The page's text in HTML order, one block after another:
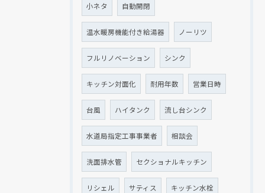
小ネタ 自動開閉
温水暖房機能付き給湯器 ノーリツ
フルリノベーション シンク
キッチン対面化 耐用年数 営業日時
台風 ハイタンク 流し台シンク
水道局指定工事事業者 相談会
洗面排水管 セクショナルキッチン
リシェル サティス キッチン水栓